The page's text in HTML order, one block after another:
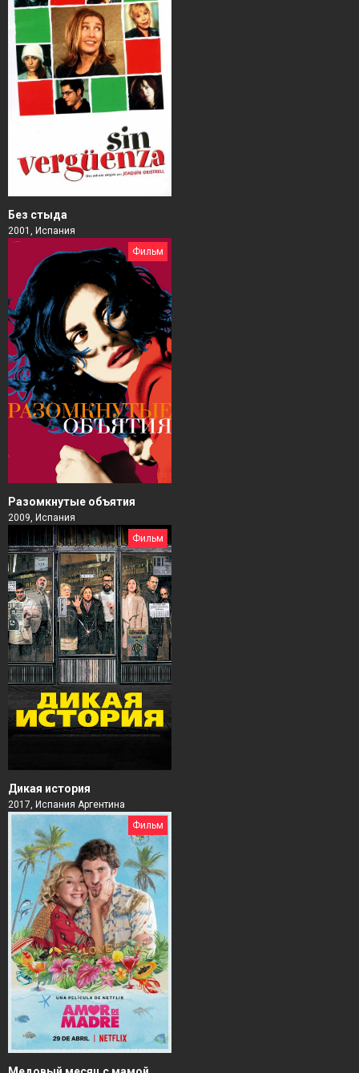
Без стыда
2001, Испания
Фильм
Разомкнутые объятия
2009, Испания
Фильм
Дикая история
2017, Испания Аргентина
Фильм